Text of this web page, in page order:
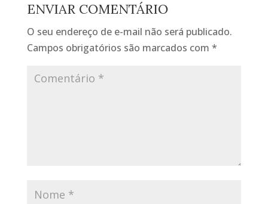
ENVIAR COMENTÁRIO
O seu endereço de e-mail não será publicado.
Campos obrigatórios são marcados com *